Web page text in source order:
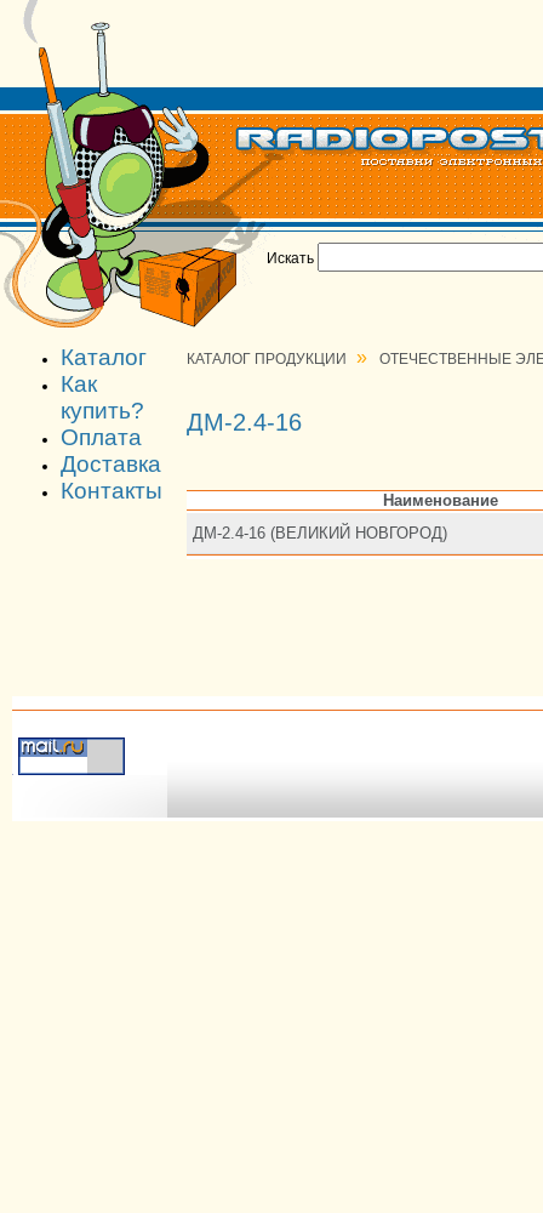
Искать
Каталог
Как
купить?
Оплата
Доставка
Контакты
КАТАЛОГ ПРОДУКЦИИ » ОТЕЧЕСТВЕННЫЕ
ДМ-2.4-16
Наименование
ДМ-2.4-16 (ВЕЛИКИЙ НОВГОРОД)